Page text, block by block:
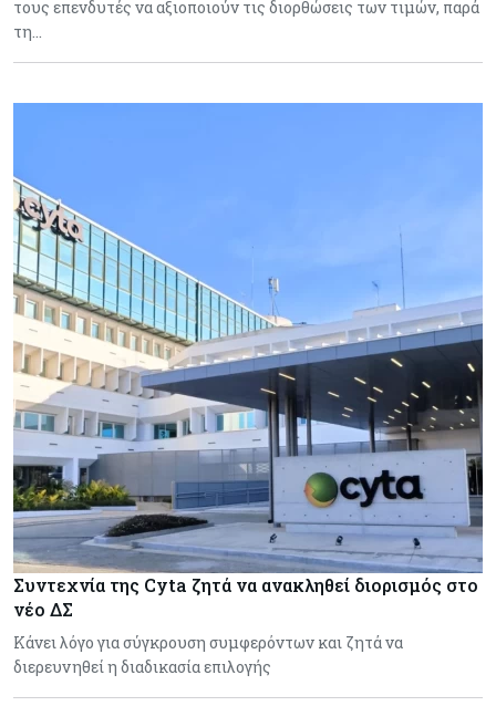
τους επενδυτές να αξιοποιούν τις διορθώσεις των τιμών, παρά
τη…
Συντεχνία της Cyta ζητά να ανακληθεί διορισμός στο
νέο ΔΣ
Κάνει λόγο για σύγκρουση συμφερόντων και ζητά να
διερευνηθεί η διαδικασία επιλογής